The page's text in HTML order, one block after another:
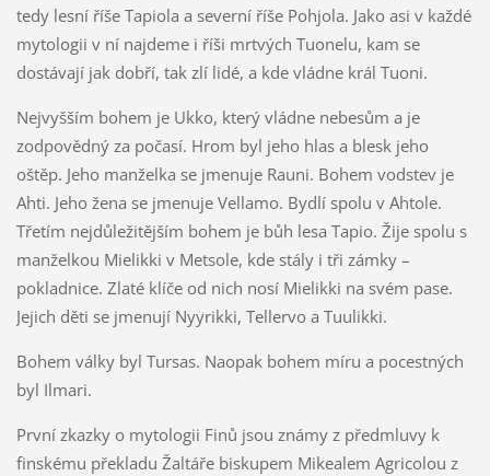
tedy lesní říše Tapiola a severní říše Pohjola. Jako asi v každé
mytologii v ní najdeme i říši mrtvých Tuonelu, kam se
dostávají jak dobří, tak zlí lidé, a kde vládne král Tuoni.
Nejvyšším bohem je Ukko, který vládne nebesům a je
zodpovědný za počasí. Hrom byl jeho hlas a blesk jeho
oštěp. Jeho manželka se jmenuje Rauni. Bohem vodstev je
Ahti. Jeho žena se jmenuje Vellamo. Bydlí spolu v Ahtole.
Třetím nejdůležitějším bohem je bůh lesa Tapio. Žije spolu s
manželkou Mielikki v Metsole, kde stály i tři zámky –
pokladnice. Zlaté klíče od nich nosí Mielikki na svém pase.
Jejich děti se jmenují Nyyrikki, Tellervo a Tuulikki.
Bohem války byl Tursas. Naopak bohem míru a pocestných
byl Ilmari.
První zkazky o mytologii Finů jsou známy z předmluvy k
finskému překladu Žaltáře biskupem Mikealem Agricolou z